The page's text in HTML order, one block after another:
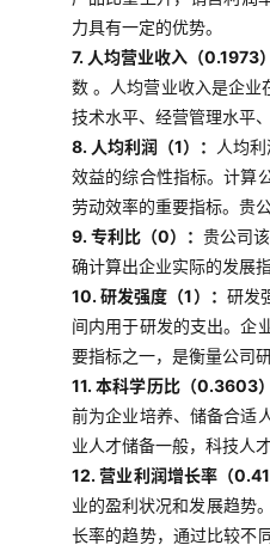
力具有一定的优势。
7. 人均营业收入（0.1973）
数 。人均营业收入是企业
技术水平、经营管理水平
8. 人均利润（1）： 人均
效益的综合性指标。计算
劳动效率的重要指标。贵
9. 专利比（0）： 贵公司
确计算出企业实际的发展指
10. 研发强度（1）： 研发
间内用于研发的支出。企
要指标之一，是衡量公司
11. 本科学历比（0.3603
前为企业培养、储备合适
业人才储备一般，科技人
12. 营业利润增长率（
业的盈利状况和发展趋势
长率的趋势，通过比较不